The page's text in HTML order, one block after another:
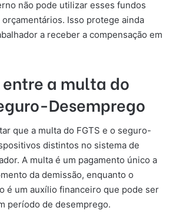
não pode utilizar esses fundos
Isso protege ainda
a receber a compensação em
a multa do
Desemprego
que a multa do FGTS e o seguro-
distintos no sistema de
A multa é um pagamento único a
da demissão, enquanto o
é um auxílio financeiro que pode ser
período de desemprego.